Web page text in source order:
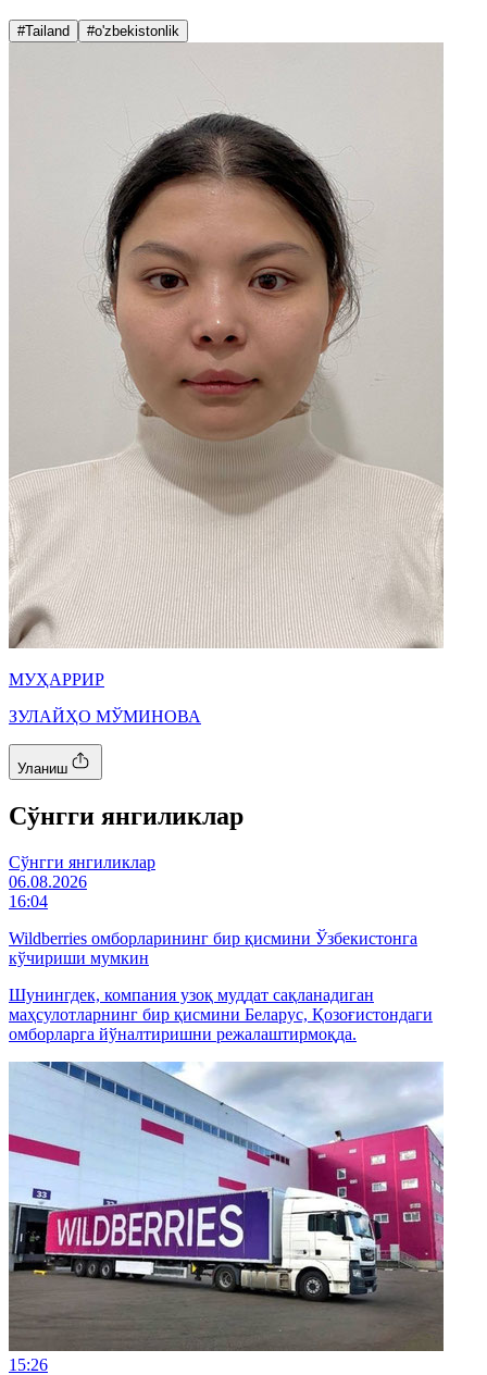
#Tailand #o'zbekistonlik
МУҲАРРИР
ЗУЛАЙҲО МЎМИНОВА
Уланиш
Cўнгги янгиликлар
Cўнгги янгиликлар
06.08.2026
16:04
Wildberries омборларининг бир қисмини Ўзбекистонга
кўчириши мумкин
Шунингдек, компания узоқ муддат сақланадиган
маҳсулотларнинг бир қисмини Беларус, Қозоғистондаги
омборларга йўналтиришни режалаштирмоқда.
15:26